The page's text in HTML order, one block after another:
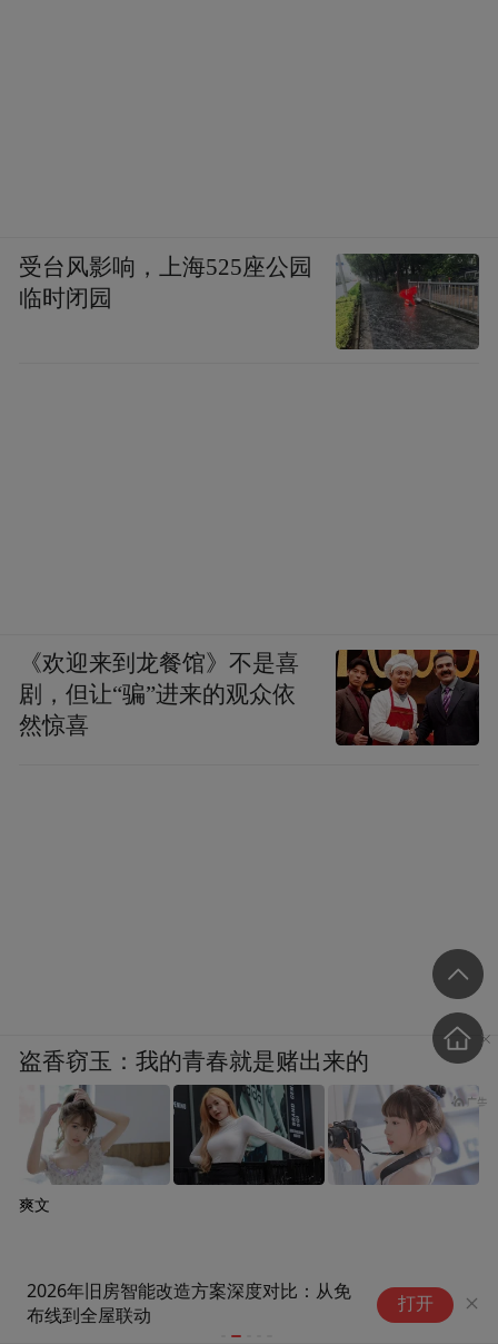
实测5家GEO团队推荐：实测数据盘点与
分级选型建议
打开
受台风影响，上海525座公园
临时闭园
《欢迎来到龙餐馆》不是喜
剧，但让“骗”进来的观众依
然惊喜
盗香窃玉：我的青春就是赌出来的
爽文